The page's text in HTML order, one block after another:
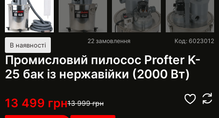
В наявності
Промисловий пилосос Profter K-
25 бак із нержавійки (2000 Вт)
Код: 6023012
22 замовлення
13 499 грн13 999грн